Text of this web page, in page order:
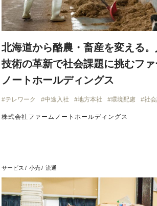
北海道から酪農・畜産を変える。
技術の革新で社会課題に挑むファ
ノートホールディングス
テレワーク 中途入社 地方本社 環境配慮 社
株式会社ファームノートホールディングス
サービス 小売 流通